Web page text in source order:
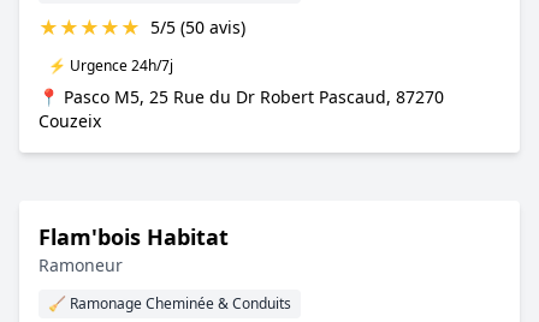
★★★★★ 5/5 (50 avis)
⚡ Urgence 24h/7j
📍 Pasco M5, 25 Rue du Dr Robert Pascaud, 87270
Couzeix
Flam'bois Habitat
Ramoneur
🧹 Ramonage Cheminée & Conduits